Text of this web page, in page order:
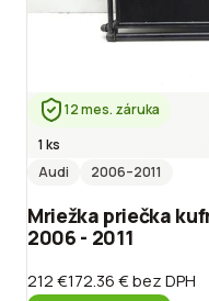
12 mes. záruka
1 ks
Audi
2006–2011
Mriežka priečka
2006 - 2011
212 €172.36 €bez DPH